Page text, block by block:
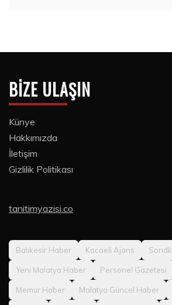
BIZE ULAŞIN
Künye
Hakkımızda
İletişim
Gizlilik Politikası
tanitimyazisi.co
Balıkesir Haber Kocaeli Ajans Sondk
Yeni Malatya Haber Personel Gazetesi
Memur Haber Malatya Güncel Haber